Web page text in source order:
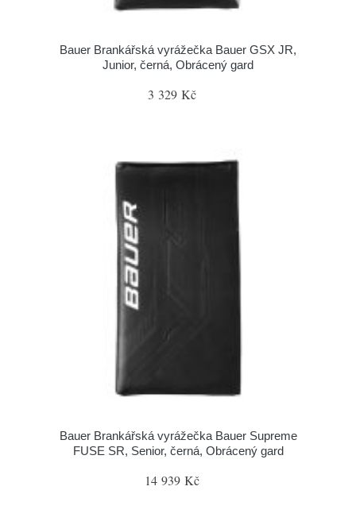
Bauer Brankářská vyrážečka Bauer GSX JR,
Junior, černá, Obrácený gard
3 329 Kč
Bauer Brankářská vyrážečka Bauer Supreme
FUSE SR, Senior, černá, Obrácený gard
14 939 Kč